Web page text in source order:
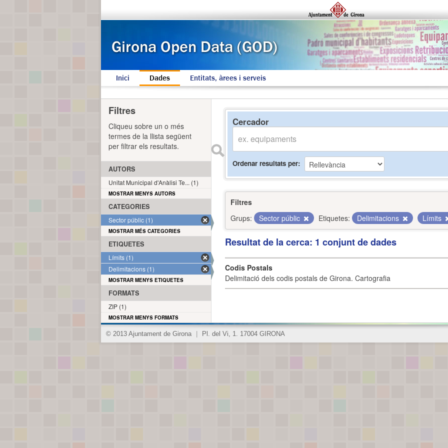
Inici Dades Entitats, àrees i serveis
Cercador
Ordenar resultats per
Filtres
Grups:
Sector públic Etiquetes: Delimitacions Límits
Resultat de la cerca: 1 conjunt de dades
Codis Postals
Delimitació dels codis postals de Girona. Cartografia
Filtres
Cliqueu sobre un o més
termes de la llista següent
per filtrar els resultats.
AUTORS
Unitat Municipal d'Anàlisi Te... (1)
MOSTRAR MENYS AUTORS
CATEGORIES
Sector públic (1)
MOSTRAR MÉS CATEGORIES
ETIQUETES
Límits (1)
Delimitacions (1)
MOSTRAR MENYS ETIQUETES
FORMATS
ZIP (1)
MOSTRAR MENYS FORMATS
© 2013 Ajuntament de Girona Pl. del Vi, 1. 17004 GIRONA